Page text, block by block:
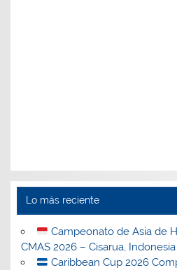
Lo más reciente
Campeonato de Asia de
CMAS 2026 – Cisarua, Indonesia
Caribbean Cup 2026